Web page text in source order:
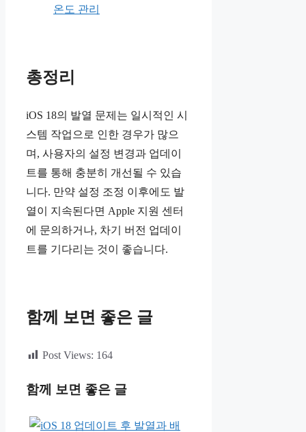
온도 관리
총정리
iOS 18의 발열 문제는 일시적인 시
스템 작업으로 인한 경우가 많으
며, 사용자의 설정 변경과 업데이
트를 통해 충분히 개선될 수 있습
니다. 만약 설정 조정 이후에도 발
열이 지속된다면 Apple 지원 센터
에 문의하거나, 차기 버전 업데이
트를 기다리는 것이 좋습니다.
함께 보면 좋은 글
Post Views: 164
함께 보면 좋은 글